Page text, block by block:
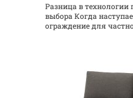
Разница в технологии
выбора Когда
ограждение для